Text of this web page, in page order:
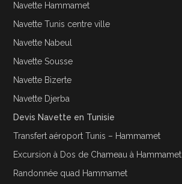
Navette Hammamet
Navette Tunis centre ville
Navette Nabeul
Navette Sousse
Navette Bizerte
Navette Djerba
Devis Navette en Tunisie
Transfert aéroport Tunis – Hammamet
Excursion à Dos de Chameau à Hammamet
Randonnée quad Hammamet